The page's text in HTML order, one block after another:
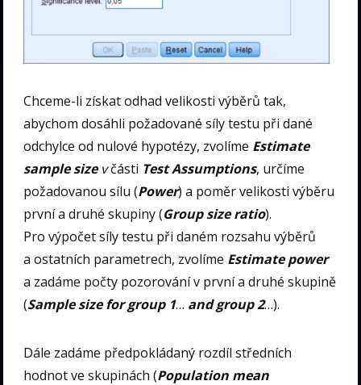
Chceme-li získat odhad velikosti výběrů tak,
abychom dosáhli požadované síly testu při dané
odchylce od nulové hypotézy, zvolíme Estimate
sample sizevčásti Test Assumptions, určíme
požadovanou sílu (Power) a poměr velikosti výběru
první a druhé skupiny (Group size ratio).
Pro výpočet síly testu při daném rozsahu výběrů
a ostatních parametrech, zvolíme Estimate power
a zadáme počty pozorování v první a druhé skupině
(Sample size for group 1… and group 2…).
Dále zadáme předpokládaný rozdíl středních
hodnot ve skupinách (Population mean